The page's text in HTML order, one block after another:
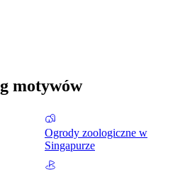
motywów
Ogrody zoologiczne w
Singapurze